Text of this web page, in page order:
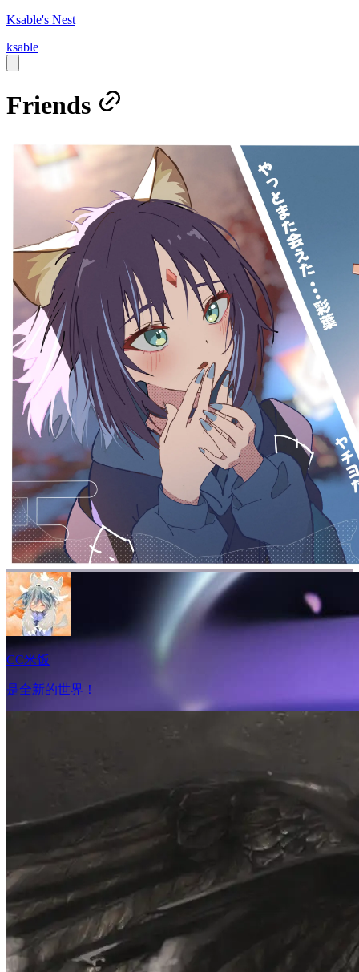
Ksable's Nest
ksable
Friends
CC米饭
是全新的世界！